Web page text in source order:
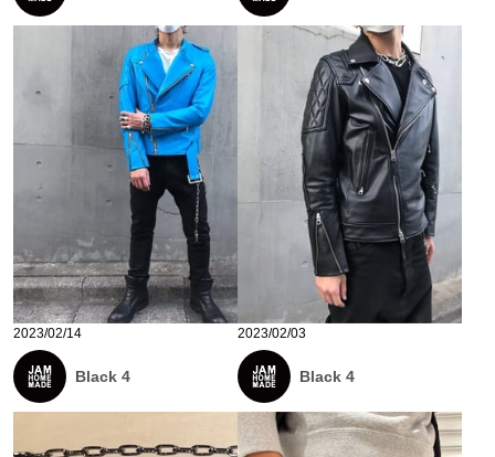
2023/02/14
Black 4
2023/02/03
Black 4